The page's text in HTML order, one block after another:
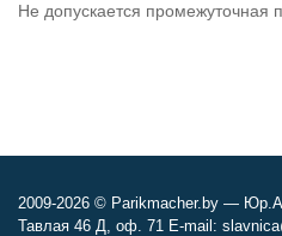
Не допускается промежуточная
2009-2026 © Parikmacher.by —
Тавлая 46 Д, оф. 71 E-mail: